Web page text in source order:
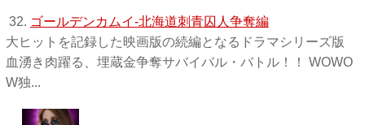
32. ゴールデンカムイ-北海道刺青囚人争奪編
大ヒットを記録した映画版の続編となるドラマシリーズ版
血湧き肉躍る、埋蔵金争奪サバイバル・バトル！！ WOWO
W独 ...